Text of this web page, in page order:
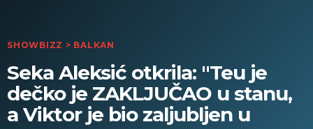
SHOWBIZZ > BALKAN
Seka Aleksić otkrila: "Teu je
dečko je ZAKLJUČAO u stanu,
a Viktor je bio zaljubljen u